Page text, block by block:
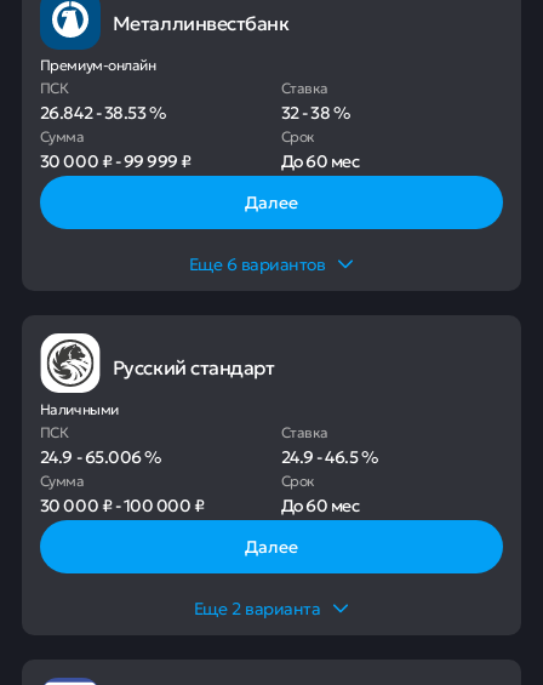
Металлинвестбанк
Премиум-онлайн
ПСК
26.842-38.53%
Ставка
32-38%
Сумма
30 000 ₽-99 999 ₽
Срок
До60 мес
Далее
Еще6 вариантов
Русский стандарт
Наличными
ПСК
24.9-65.006%
Ставка
24.9-46.5%
Сумма
30 000 ₽-100 000 ₽
Срок
До60 мес
Далее
Еще2 варианта